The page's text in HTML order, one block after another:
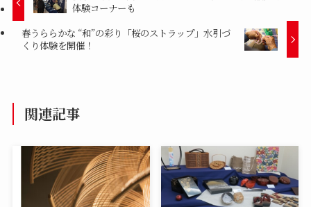
体験コーナーも
春うららかな “和”の彩り「桜のストラップ」水引づ
くり体験を開催！
関連記事